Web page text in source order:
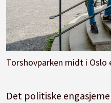
Torshovparken midt i Oslo er et sted Arild Hermstad liker seg. Gode utearealer for barn
Det politiske